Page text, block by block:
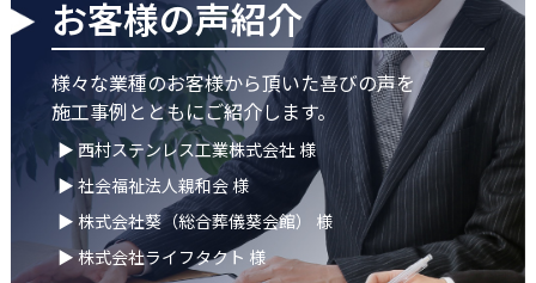
お客様の声紹介
様々な業種のお客様から頂いた喜びの声を
施工事例とともにご紹介します。
▶ 西村ステンレス工業株式会社 様
▶ 社会福祉法人親和会 様
▶ 株式会社葵（総合葬儀葵会館） 様
▶ 株式会社ライフタクト 様